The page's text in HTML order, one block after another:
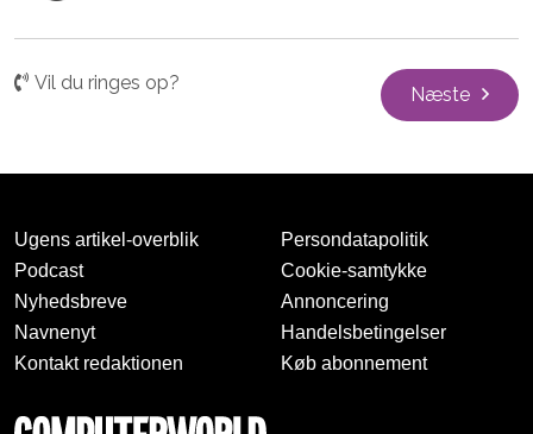
Vil du ringes op?
Næste
Ugens artikel-overblik
Podcast
Nyhedsbreve
Navnenyt
Kontakt redaktionen
Persondatapolitik
Cookie-samtykke
Annoncering
Handelsbetingelser
Køb abonnement